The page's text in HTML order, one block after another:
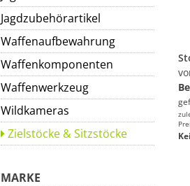
Jagdzubehörartikel
Waffenaufbewahrung
Waffenkomponenten
Waffenwerkzeug
Wildkameras
Zielstöcke & Sitzstöcke
MARKE